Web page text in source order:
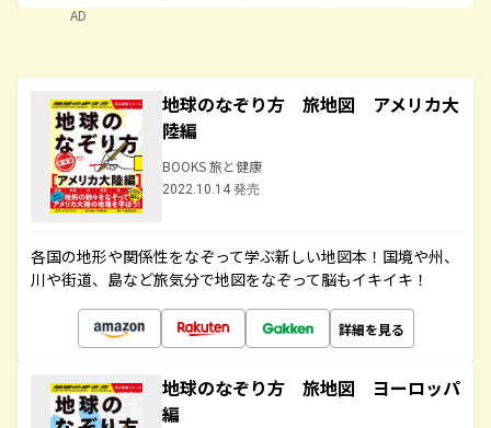
AD
地球のなぞり方 旅地図 アメリカ大
陸編
BOOKS 旅と健康
2022.10.14 発売
各国の地形や関係性をなぞって学ぶ新しい地図本！国境や州、
川や街道、島など旅気分で地図をなぞって脳もイキイキ！
詳細を見る
地球のなぞり方 旅地図 ヨーロッパ
編